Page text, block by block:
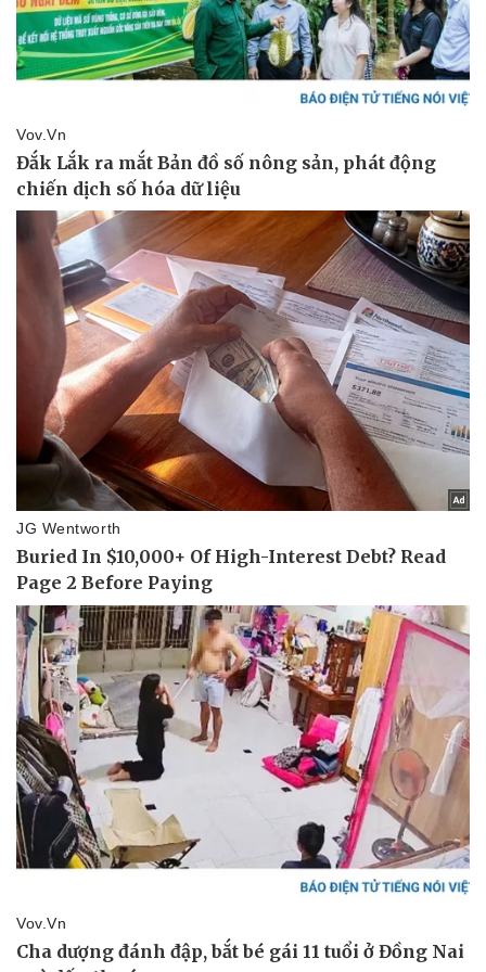
Doanh nghiệp
Thông tin doanh nghiệp
Doanh nghiệp 24h
Doanh nhân
Vì cộng đồng
Sành điệu
Tin Công nghệ
Trải nghiệm
Chuyển đổi số
Sức khỏe
Dinh dưỡng - món ngon
Cây thuốc
Sản phụ khoa
Nhi khoa
Nam khoa
Phòng mạch online
Ăn sạch sống khỏe
Đời sống
Nhà đẹp
Tình yêu - Gia đình